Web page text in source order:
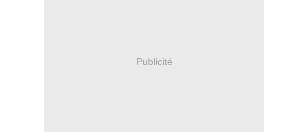
Publicité